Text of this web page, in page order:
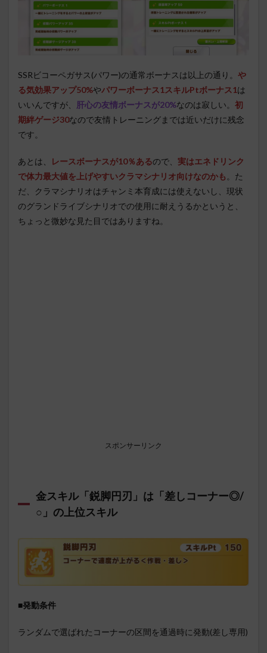
SSRビコーペガサス(パワー)の通常ボーナスは以上の通り。 や
る気効果アップ50%やパワーボーナス1スキルPtボーナス1は
いいんですが、
肝心の友情ボーナスが20%なのは寂しい。 初
期絆ゲージ30なので友情トレーニングまでは近いだけに残念
です。
あとは レースボーナスが10％あるので、 実はエネドリンク
で体力最大値を上げやすいクラマシナリオ向けなのかも 。た
だ、クラマシナリオはチャンミ本育成には使えないし、現状
のグランドライブシナリオでの使用に耐えうるかというと、
ちょっと微妙な見た目ではありますね。
スポンサーリンク
金スキル「鋭脚円刃」は「差しコーナー◎/
○」の上位スキル
■発動条件
ランダムで選ばれたコーナーの区間を通過時に発動(差し専用)